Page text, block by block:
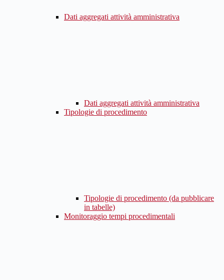
Dati aggregati attività amministrativa
Dati aggregati attività amministrativa
Tipologie di procedimento
Tipologie di procedimento (da pubblicare
in tabelle)
Monitoraggio tempi procedimentali